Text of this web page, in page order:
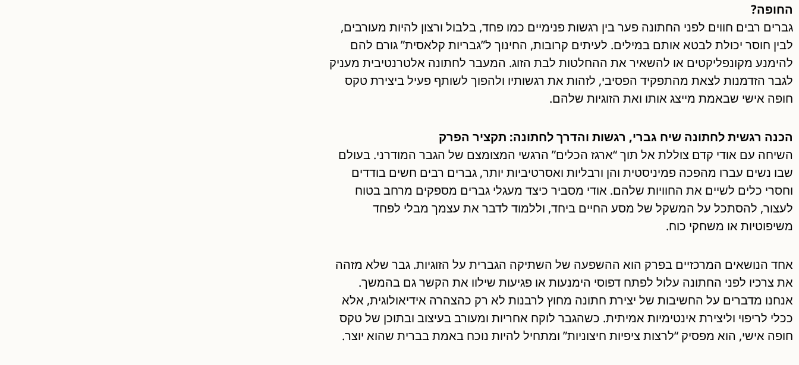
החופה?
גברים רבים חווים לפני החתונה פער בין רגשות פנימיים כמו פחד, בלבול ורצון להיות מעורבים,
לבין חוסר יכולת לבטא אותם במילים. לעיתים קרובות, החינוך ל”גבריות קלאסית” גורם להם
להימנע מקונפליקטים או להשאיר את ההחלטות לבת הזוג. המעבר לחתונה אלטרנטיבית מעניק
לגבר הזדמנות לצאת מהתפקיד הפסיבי, לזהות את רגשותיו ולהפוך לשותף פעיל ביצירת טקס
חופה אישי שבאמת מייצג אותו ואת הזוגיות שלהם.
הכנה רגשית לחתונה שיח גברי, רגשות והדרך לחתונה: תקציר הפרק
השיחה עם אודי קדם צוללת אל תוך “ארגז הכלים” הרגשי המצומצם של הגבר המודרני. בעולם
שבו נשים עברו מהפכה פמיניסטית והן ורבליות ואסרטיביות יותר, גברים רבים חשים בודדים
וחסרי כלים לשיים את החוויות שלהם. אודי מסביר כיצד מעגלי גברים מספקים מרחב בטוח
לעצור, להסתכל על המשקל של מסע החיים ביחד, וללמוד לדבר את עצמך מבלי לפחד
משיפוטיות או משחקי כוח.
אחד הנושאים המרכזיים בפרק הוא ההשפעה של השתיקה הגברית על הזוגיות. גבר שלא מזהה
את צרכיו לפני החתונה עלול לפתח דפוסי הימנעות או פגיעות שילוו את הקשר גם בהמשך.
אנחנו מדברים על החשיבות של יצירת חתונה מחוץ לרבנות לא רק כהצהרה אידיאולוגית, אלא
ככלי לריפוי וליצירת אינטימיות אמיתית. כשהגבר לוקח אחריות ומעורב בעיצוב ובתוכן של טקס
חופה אישי, הוא מפסיק “לרצות ציפיות חיצוניות” ומתחיל להיות נוכח באמת בברית שהוא יוצר.